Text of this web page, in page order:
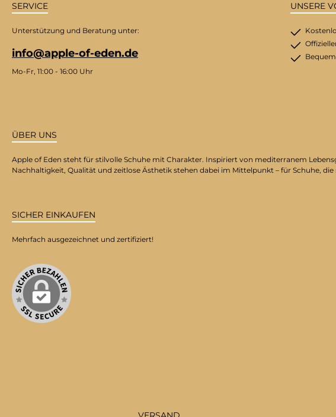
SERVICE
Unterstützung und Beratung unter:
info@apple-of-eden.de
Mo-Fr, 11:00 - 16:00 Uhr
ÜBER UNS
Apple of Eden steht für stilvolle Schuhe mit Charakter. Inspiriert von mediterranem
Nachhaltigkeit, Qualität und zeitlose Ästhetik stehen dabei im Mittelpunkt – für Schuhe,
SICHER EINKAUFEN
Mehrfach ausgezeichnet und zertifiziert!
UNSERE